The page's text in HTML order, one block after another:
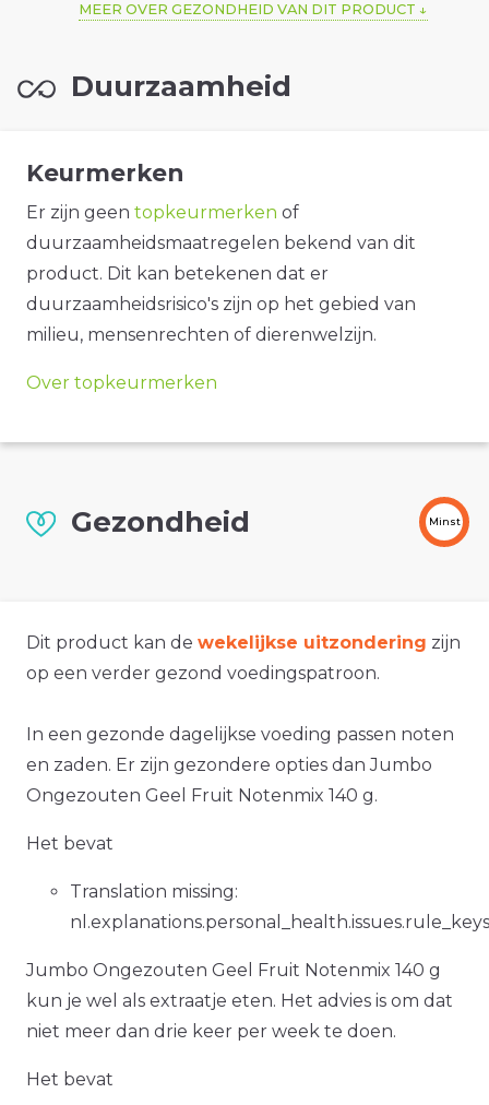
MEER OVER GEZONDHEID VAN DIT PRODUCT
Duurzaamheid
Keurmerken
Er zijn geen topkeurmerken of
duurzaamheidsmaatregelen bekend van dit
product. Dit kan betekenen dat er
duurzaamheidsrisico's zijn op het gebied van
milieu, mensenrechten of dierenwelzijn.
Over topkeurmerken
Gezondheid Minst
Dit product kan de wekelijkse uitzondering zijn
op een verder gezond voedingspatroon.
In een gezonde dagelijkse voeding passen noten
en zaden. Er zijn gezondere opties dan Jumbo
Ongezouten Geel Fruit Notenmix 140 g.
Het bevat
Translation missing:
Jumbo Ongezouten Geel Fruit Notenmix 140 g
kun je wel als extraatje eten. Het advies is om dat
niet meer dan drie keer per week te doen.
Het bevat